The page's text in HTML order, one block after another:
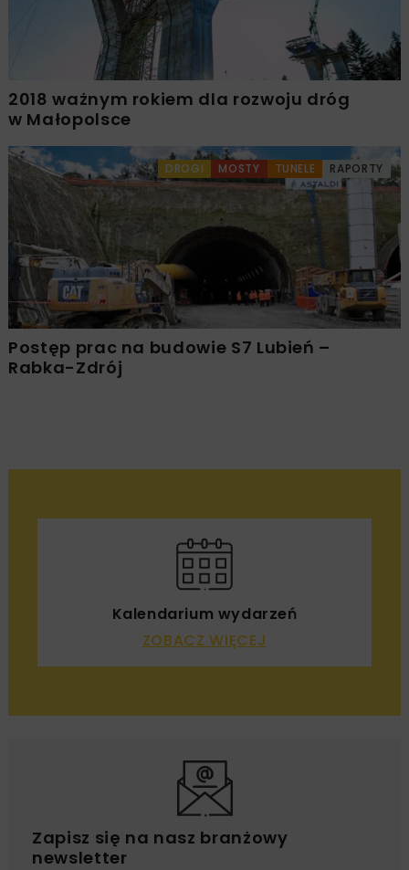
2018 ważnym rokiem dla rozwoju dróg
w Małopolsce
DROGI MOSTY TUNELE RAPORTY
Postęp prac na budowie S7 Lubień –
Rabka-Zdrój
Kalendarium wydarzeń
ZOBACZ WIĘCEJ
Zapisz się na nasz branżowy
newsletter